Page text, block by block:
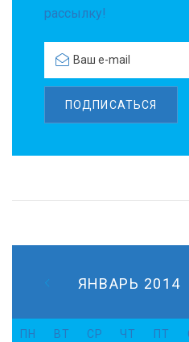
рассылку!
ПОДПИСАТЬСЯ
ЯНВАРЬ 2014
ПН ВТ СР ЧТ ПТ